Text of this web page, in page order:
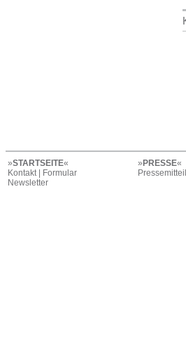
»STARTSEITE«
Kontakt | Formular
Newsletter
» PRESSE«